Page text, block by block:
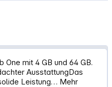
One mit 4 GB und 64 GB.
AusstattungDas
Leistung… Mehr